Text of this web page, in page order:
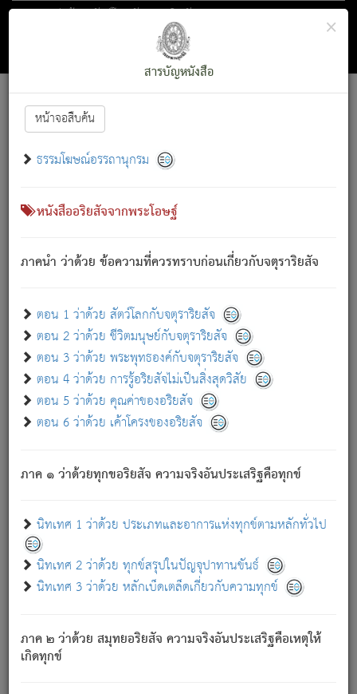
ตอน 1 ว่าด้วย สัตว์โลกกับจตุราริยสัจ
สารบัญ×
สารบัญหนังสือ
หน้าจอสืบค้น
ธรรมโฆษณ์อรรถานุกรม
หนังสืออริยสัจจากพระโอษฐ์
ภาคนำ ว่าด้วย ข้อความที่ควรทราบก่อนเกี่ยวกับจตุราริยสัจ
ตอน 1 ว่าด้วย สัตว์โลกกับจตุราริยสัจ
ตอน 2 ว่าด้วย ชีวิตมนุษย์กับจตุราริยสัจ
ตอน 3 ว่าด้วย พระพุทธองค์กับจตุราริยสัจ
ตอน 4 ว่าด้วย การรู้อริยสัจไม่เป็นสิ่งสุดวิสัย
ตอน 5 ว่าด้วย คุณค่าของอริยสัจ
ตอน 6 ว่าด้วย เค้าโครงของอริยสัจ
ภาค ๑ ว่าด้วยทุกขอริยสัจ ความจริงอันประเสริฐคือทุกข์
นิทเทศ 1 ว่าด้วย ประเภทและอาการแห่งทุกข์ตามหลักทั่วไป
นิทเทศ 2 ว่าด้วย ทุกข์สรุปในปัญจุปาทานขันธ์
นิทเทศ 3 ว่าด้วย หลักเบ็ดเตล็ดเกี่ยวกับความทุกข์
ภาค ๒ ว่าด้วย สมุทยอริยสัจ ความจริงอันประเสริฐคือเหตุให้
เกิดทุกข์
Font :15 ]||
สัตว์โลกนี้ เกิดความเดือดร้อนแล้ว มีผัสสะบังหน้า
เขาสำคัญสิ่งใด โดยความเป็นประการใด แต่สิ่งนั้นย่อมเป็น
(ตามที่เป็นจริง) โดยประการอื่นจากที่เขาสำคัญนั้น
สัตว์โลกติดข้องอยู่ในภพ ถูกภพบังหน้าแล้ว มีภพโดยความ
เป็นอย่างอื่น (จากที่มันเป็นอยู่จริง) จึงได้เพลิดเพลินยิ่งนักในภพ
เขาเพลิดเพลินยิ่งนักในสิ่งใด สิ่งนั้นเป็นภัย (ที่เขาไม่รู้จัก)
เขากลัวต่อสิ่งใดสิ่งนั้นเป็นทุกข์
พรหมจรรย์นี้ อันบุคคลย่อมประพฤติ ก็เพื่อการละขาดซึ่ง
ภพ.
สมณะหรือพราหมณ์เหล่าใด กล่าวความหลุดพ้นจากภพว่า
มีได้เพราะภพ เรากล่าวว่า สมณะหรือพราหมณ์ทั้งปวงนั้น
มิใช่ผู้หลดพ้นจากภพ.
ภพ ว่ามีได้เพราะวิภพ[2]: เรากล่าวว่า สมณะหรือพราหมณ์ทั้ง
ปวงนั้น ก็ยังสลัดภพออกไปไม่ได้.
ก็ทุกข์นี้มีขึ้น เพราะอาศัยซึ่งอุปธิทั้งปวง.
เพราะความสิ้นไปแห่งอุปาทานทั้งปวง ความเกิดขึ้นแห่ง
ทุกข์จึงไม่มี.
ท่านจงดูโลกนี้เถิด (จะเห็นว่า) สัตว์ทั้งหลายอันอวิชาหนา
แน่นบังหนาแล้ว; และว่า สัตว์ผู้ยินดีในภพอันเป็นแล้วนั้น ย่อม
อันเป็นไปในที่หรือเวลาทั้งปวง[3]เพื่อความมีแห่งประโยชน์โดย
ประการทั้งปวง; ภพทั้งหลายทั้งหมดนั้น ไม่เที่ยง เป็นทุกข์ มี
ความแปรปรวนเป็นธรรมดา.